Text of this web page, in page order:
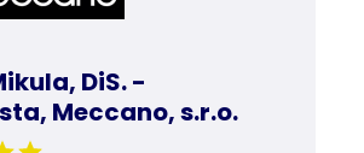
DiS. -
Meccano, s.r.o.